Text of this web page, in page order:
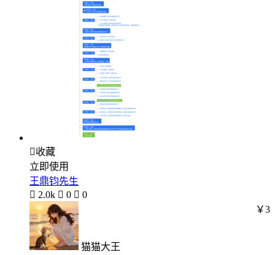
收藏
立即使用
王鼎钧先生
 2.0k  0  0
猫猫大王
￥3